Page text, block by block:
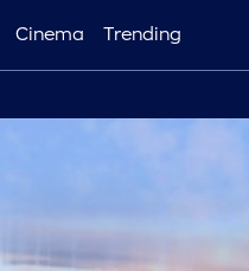
Cinema Trending